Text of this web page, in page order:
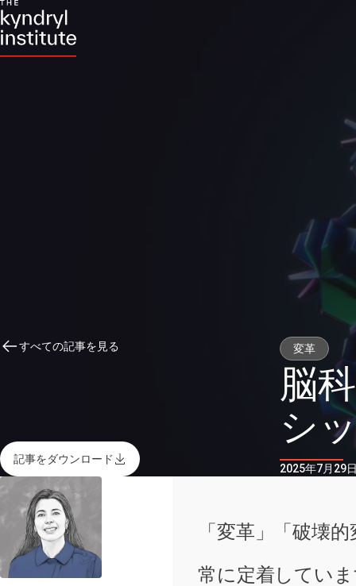
すべての記事を見る 変革
脳
シ
2025年7月29
記事をダウンロード
「変革」「破壊
常に定着してい